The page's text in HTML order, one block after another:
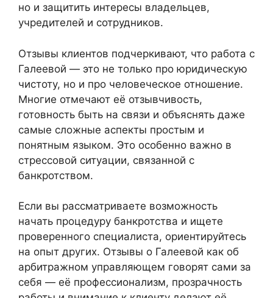
но и защитить интересы владельцев,
учредителей и сотрудников.
Отзывы клиентов подчеркивают, что работа с
Галеевой — это не только про юридическую
чистоту, но и про человеческое отношение.
Многие отмечают её отзывчивость,
готовность быть на связи и объяснять даже
самые сложные аспекты простым и
понятным языком. Это особенно важно в
стрессовой ситуации, связанной с
банкротством.
Если вы рассматриваете возможность
начать процедуру банкротства и ищете
проверенного специалиста, ориентируйтесь
на опыт других. Отзывы о Галеевой как об
арбитражном управляющем говорят сами за
себя — её профессионализм, прозрачность